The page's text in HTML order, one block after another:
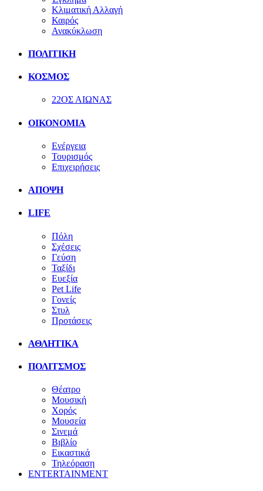
Κλιματική Αλλαγή
Καιρός
Ανακύκλωση
ΠΟΛΙΤΙΚΗ
ΚΟΣΜΟΣ
22ΟΣ ΑΙΩΝΑΣ
ΟΙΚΟΝΟΜΙΑ
Ενέργεια
Τουρισμός
Επιχειρήσεις
ΑΠΟΨΗ
LIFE
Πόλη
Σχέσεις
Γεύση
Ταξίδι
Ευεξία
Pet Life
Γονείς
Στυλ
Προτάσεις
ΑΘΛΗΤΙΚΑ
ΠΟΛΙΤΣΜΟΣ
Θέατρο
Μουσική
Χορός
Μουσεία
Σινεμά
Βιβλίο
Εικαστικά
Τηλεόραση
ENTERTAINMENT